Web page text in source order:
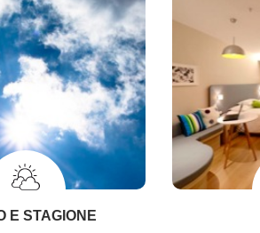
E STAGIONE